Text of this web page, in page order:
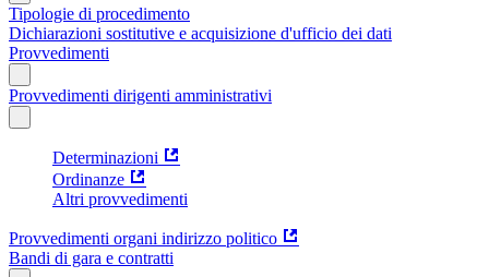
Tipologie di procedimento
Dichiarazioni sostitutive e acquisizione d'ufficio dei dati
Provvedimenti
Provvedimenti dirigenti amministrativi
Determinazioni
Ordinanze
Altri provvedimenti
Provvedimenti organi indirizzo politico
Bandi di gara e contratti